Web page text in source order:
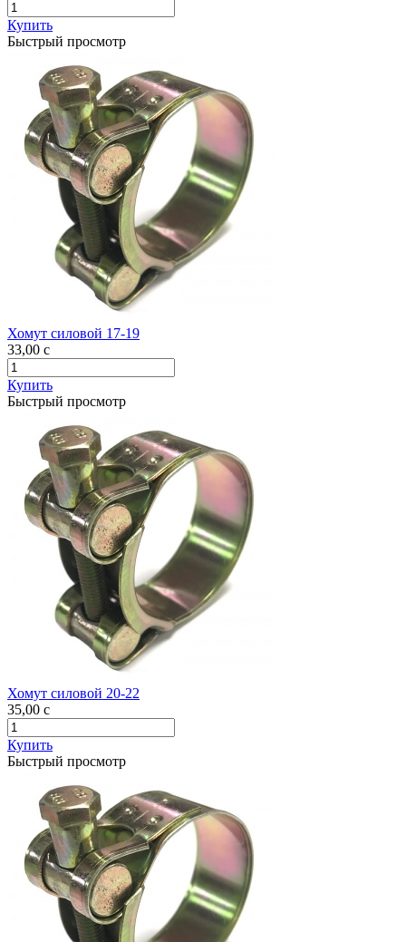
Купить
Быстрый просмотр
Хомут силовой 17-19
33,00 c
Купить
Быстрый просмотр
Хомут силовой 20-22
35,00 c
Купить
Быстрый просмотр